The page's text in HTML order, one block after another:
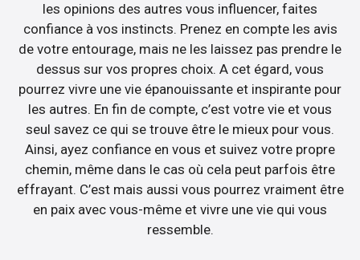
les opinions des autres vous influencer, faites
confiance à vos instincts. Prenez en compte les avis
de votre entourage, mais ne les laissez pas prendre le
dessus sur vos propres choix. A cet égard, vous
pourrez vivre une vie épanouissante et inspirante pour
les autres. En fin de compte, c’est votre vie et vous
seul savez ce qui se trouve être le mieux pour vous.
Ainsi, ayez confiance en vous et suivez votre propre
chemin, même dans le cas où cela peut parfois être
effrayant. C’est mais aussi vous pourrez vraiment être
en paix avec vous-même et vivre une vie qui vous
ressemble.